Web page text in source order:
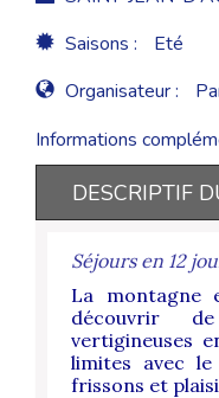
Saisons :
Eté
Organisateur :
Informations
DESCRIPTIF
Séjours en 12
La montagne
découvrir
vertigineuses
limites avec
frissons et